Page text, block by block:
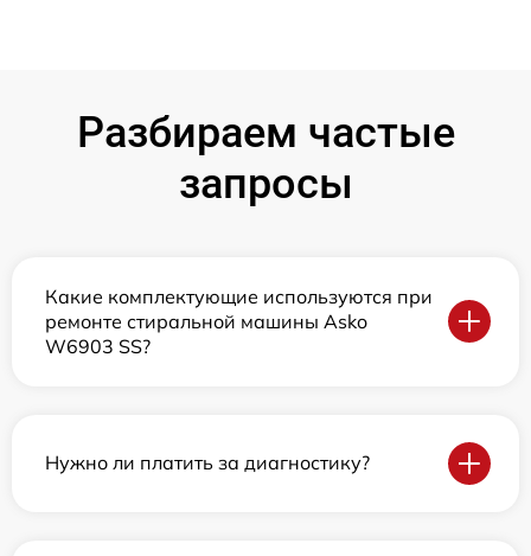
Разбираем частые
запросы
Какие комплектующие используются при
ремонте стиральной машины Asko
W6903 SS?
Нужно ли платить за диагностику?